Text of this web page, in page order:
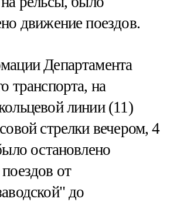
движение поездов.
Департамента
транспорта, на
линии (11)
стрелки вечером, 4
остановлено
от
до